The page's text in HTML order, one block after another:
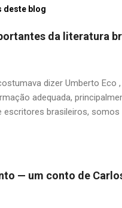
deste blog
da literatura
dizer Umberto Eco
adequada,
escritores brasileiros, somos
É surpreendente como
nós? A limitação de
Álvares de Azevedo,
de Andrade, Castro Alves,
— um conto de